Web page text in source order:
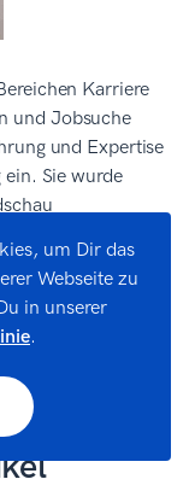
Karriere
und Jobsuche
und Expertise
Sie wurde
zu den
Praktiken
hat.
um Dir das
Webseite zu
in unserer
.